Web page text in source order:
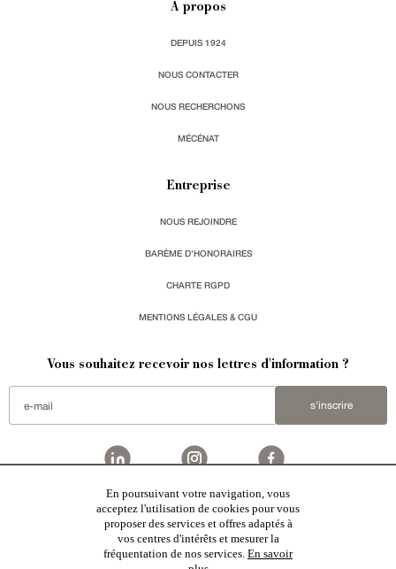
À propos
DEPUIS 1924
NOUS CONTACTER
NOUS RECHERCHONS
MÉCÉNAT
Entreprise
NOUS REJOINDRE
BARÈME D'HONORAIRES
CHARTE RGPD
MENTIONS LÉGALES & CGU
Vous souhaitez recevoir nos lettres d'information ?
s'inscrire
est une agence immobilière basée à Paris, ayant créé un réseau national spécialisé
dans la vente de bâtiments de caractère. Vente de
manoirs
maisons en ville,appartements ,Architecture du 20ème S.,monuments historiques
moulins,mas & corps de ferme,maisons de village
propriétés équestres,forêts et terres agricoles,biens avec vue sur mer
En poursuivant votre navigation, vous
acceptez l'utilisation de cookies pour vous
proposer des services et offres adaptés à
vos centres d'intérêts et mesurer la
fréquentation de nos services. En savoir